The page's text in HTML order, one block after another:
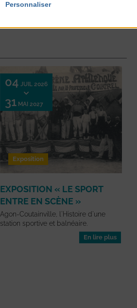
04 JUIL 2026
31 MAI 2027
Exposition
EXPOSITION « LE SPORT
ENTRE EN SCÈNE »
Agon-Coutainville, l'Histoire d'une
station sportive et balnéaire.
En lire plus
Personnaliser